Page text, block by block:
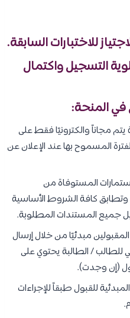
التسجيل واكتمال
يتم مجاناً والكترونيًا فقط على
المسموح بها عند الإعلان عن
المستوفاة من
وتطابق كافة الشروط الأساسية
جميع المستندات المطلوبة.
المقبولين مبدئيًا من خلال إرسال
للطالب / الطالبة يحتوي على
(إن وجدت).
المبدئية للقبول طبقاً للإجراءات